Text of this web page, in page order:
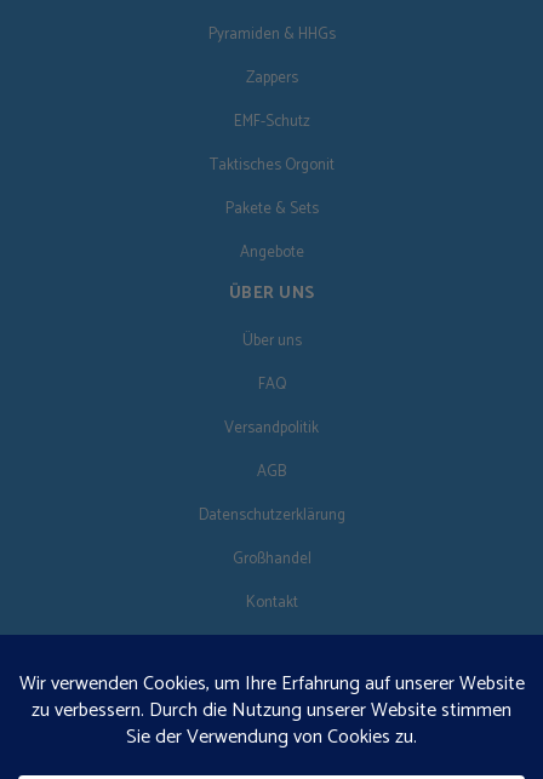
Pyramiden & HHGs
Zappers
EMF-Schutz
Taktisches Orgonit
Pakete & Sets
Angebote
ÜBER UNS
Über uns
FAQ
Versandpolitik
AGB
Datenschutzerklärung
Großhandel
Kontakt
FOLG UNS